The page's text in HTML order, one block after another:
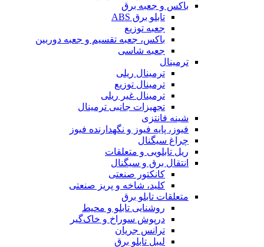
باکس و جعبه برق
تابلو برق ABS
جعبه توزیع
باکس، جعبه تقسیم و جعبه دوربین
جعبه شاسی
ترمینال
ترمینال ریلی
ترمینال توزیع
ترمینال غیر ریلی
تجهیزات جانبی ترمینال
شینه فانتزی
فیوز، پایه فیوز و نگهدارنده فیوز
چراغ سیگنال
ریل تابلویی و متعلقات
انتقال برق و سیگنال
کانکتور صنعتی
کلید، شاخه و پریز صنعتی
متعلقات تابلو برق
روشنایی تابلو و محیط
درپوش سوراخ و خاک‌گیر
ترانس جریان
لیبل تابلو برق